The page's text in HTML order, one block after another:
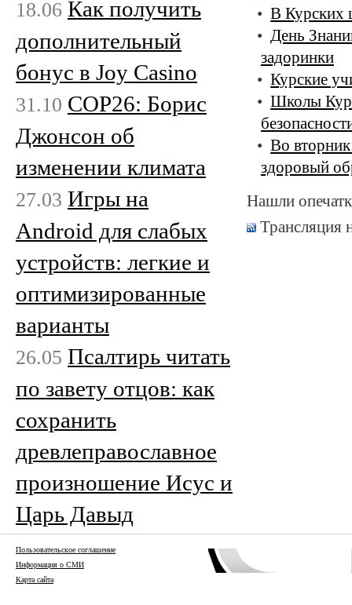
В Курских
День
задоринки
Курские
Школы
Во
здоровый
Нашли
Трансляция
18.06 Как получить
дополнительный
бонус в Joy Casino
31.10 COP26: Борис
Джонсон об
изменении климата
27.03 Игры на
Android для слабых
устройств: легкие и
оптимизированные
варианты
26.05 Псалтирь читать
по завету отцов: как
сохранить
древлеправославное
произношение Исус и
Царь Давыд
Пользовательское соглашение
Информация о СМИ
Карта сайта